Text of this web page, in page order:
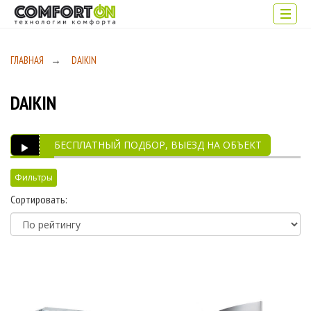
ГЛАВНАЯ → DAIKIN
DAIKIN
БЕСПЛАТНЫЙ ПОДБОР, ВЫЕЗД НА ОБЪЕКТ
Фильтры
Сортировать: